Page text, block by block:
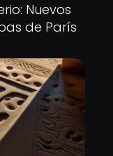
Nuevos
de París